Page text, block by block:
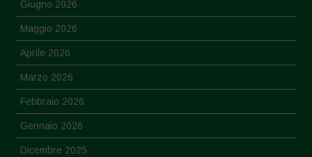
Giugno 2026
Maggio 2026
Aprile 2026
Marzo 2026
Febbraio 2026
Gennaio 2026
Dicembre 2025